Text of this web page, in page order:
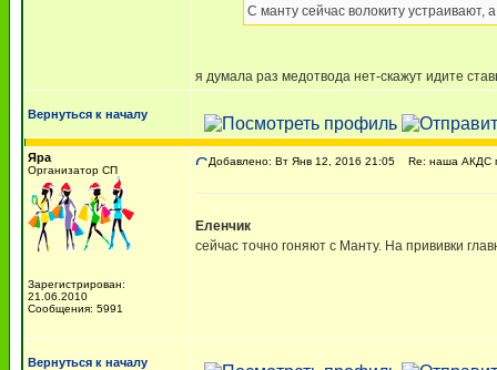
С манту сейчас волокиту устраивают,
я думала раз медотвода нет-скажут идите
Вернуться к началу
Яра
Организатор СП
Зарегистрирован:
21.06.2010
Сообщения: 5991
Добавлено: Вт Янв 12, 2016 21:05 Re: наша АКДС
Еленчик
сейчас точно гоняют с Манту. На прививки
Вернуться к началу